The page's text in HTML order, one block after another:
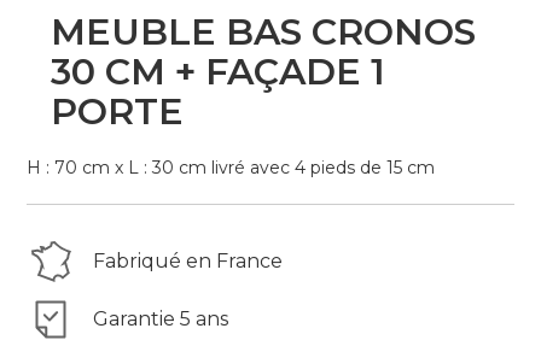
the
beginning
the
images
gallery
MEUBLE BAS CRONOS
30 CM + FAÇADE 1
PORTE
H : 70 cm x L : 30 cm livré avec 4 pieds de 15 cm
Fabriqué en France
Garantie 5 ans